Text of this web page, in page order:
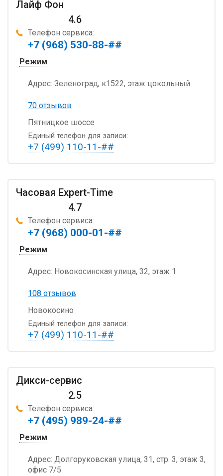
Лайф Фон
4.6
Телефон сервиса:
+7 (968) 530-88-##
Режим
Адрес: Зеленоград, к1522, этаж цокольный
70 отзывов
Пятницкое шоссе
Единый телефон для записи:
+7 (499) 110-11-##
Часовая Expert-Time
4.7
Телефон сервиса:
+7 (968) 000-01-##
Режим
Адрес: Новокосинская улица, 32, этаж 1
108 отзывов
Новокосино
Единый телефон для записи:
+7 (499) 110-11-##
Дикси-сервис
2.5
Телефон сервиса:
+7 (495) 989-24-##
Режим
Адрес: Долгоруковская улица, 31, стр. 3, этаж 3,
офис 7/5